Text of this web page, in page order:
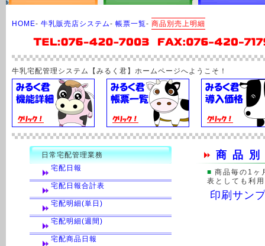
HOME- 牛乳販売店システム- 帳票一覧- 商品別売上明細
牛乳宅配管理システム【みるく君】ホームページへようこそ！
日常宅配管理業務
宅配日報
宅配日報合計表
宅配明細(単日)
宅配明細(週間)
宅配商品日報
商品
■ 商品毎の1ヶ
表としても利
印刷サン